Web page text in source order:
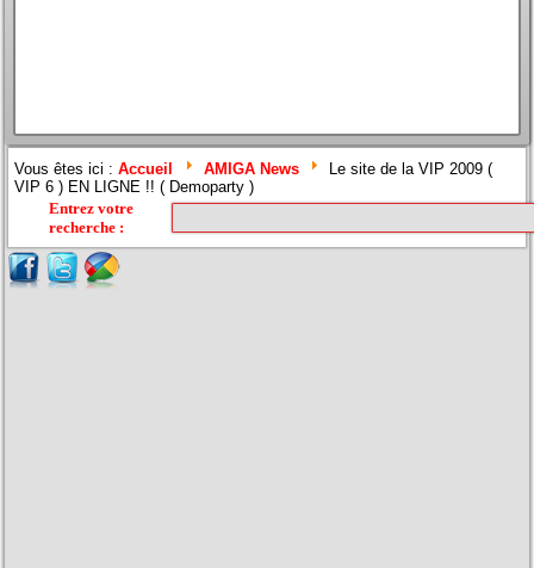
Vous êtes ici :Accueil AMIGA News
Le site de la VIP 2009 (
VIP 6 ) EN LIGNE !! ( Demoparty )
Entrez votre
recherche :